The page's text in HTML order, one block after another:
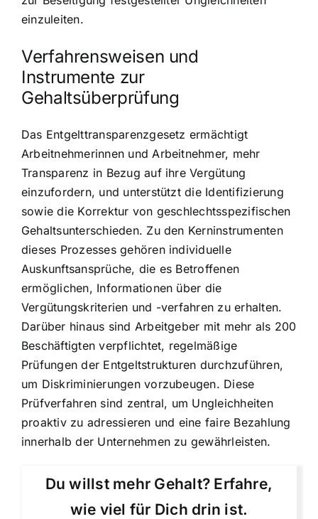
einzuleiten.
Verfahrensweisen und
Instrumente zur
Gehaltsüberprüfung
Das Entgelttransparenzgesetz ermächtigt
Arbeitnehmerinnen und Arbeitnehmer, mehr
Transparenz in Bezug auf ihre Vergütung
einzufordern, und unterstützt die Identifizierung
sowie die Korrektur von geschlechtsspezifischen
Gehaltsunterschieden. Zu den Kerninstrumenten
dieses Prozesses gehören individuelle
Auskunftsansprüche, die es Betroffenen
ermöglichen, Informationen über die
Vergütungskriterien und -verfahren zu erhalten.
Darüber hinaus sind Arbeitgeber mit mehr als 200
Beschäftigten verpflichtet, regelmäßige
Prüfungen der Entgeltstrukturen durchzuführen,
um Diskriminierungen vorzubeugen. Diese
Prüfverfahren sind zentral, um Ungleichheiten
proaktiv zu adressieren und eine faire Bezahlung
innerhalb der Unternehmen zu gewährleisten.
Du willst mehr Gehalt? Erfahre,
wie viel für Dich drin ist.